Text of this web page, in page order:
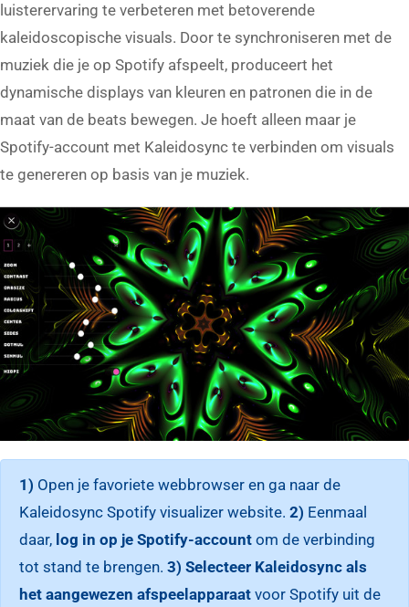
luisterervaring te verbeteren met betoverende
kaleidoscopische visuals. Door te synchroniseren met de
muziek die je op Spotify afspeelt, produceert het
dynamische displays van kleuren en patronen die in de
maat van de beats bewegen. Je hoeft alleen maar je
Spotify-account met Kaleidosync te verbinden om visuals
te genereren op basis van je muziek.
1) Open je favoriete webbrowser en ga naar de
Kaleidosync Spotify visualizer website. 2) Eenmaal
daar, log in op je Spotify-account om de verbinding
tot stand te brengen. 3) Selecteer Kaleidosync als
het aangewezen afspeelapparaat voor Spotify uit de